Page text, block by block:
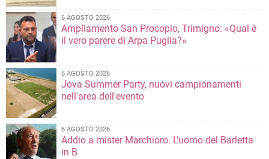
6 AGOSTO 2026
Ampliamento San Procopio, Trimigno: «Qual è
il vero parere di Arpa Puglia?»
6 AGOSTO 2026
Jova Summer Party, nuovi campionamenti
nell'area dell'evento
6 AGOSTO 2026
Addio a mister Marchioro. L'uomo del Barletta
in B